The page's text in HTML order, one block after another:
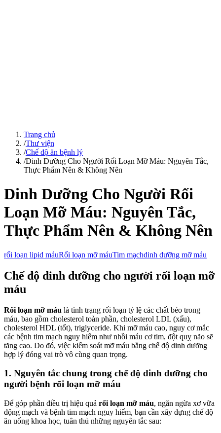
Trang chủ
/Thư viện
/Chế độ ăn bệnh lý
/Dinh Dưỡng Cho Người Rối Loạn Mỡ Máu: Nguyên Tắc,
Thực Phẩm Nên & Không Nên
Dinh Dưỡng Cho Người Rối
Loạn Mỡ Máu: Nguyên Tắc,
Thực Phẩm Nên & Không Nên
rối loạn lipid máuRối loạn mỡ máuTim mạchdinh dưỡng mỡ máu
Chế độ dinh dưỡng cho người rối loạn mỡ
máu
Rối loạn mỡ máu là tình trạng rối loạn tỷ lệ các chất béo trong
máu, bao gồm cholesterol toàn phần, cholesterol LDL (xấu),
cholesterol HDL (tốt), triglyceride. Khi mỡ máu cao, nguy cơ mắc
các bệnh tim mạch nguy hiểm như nhồi máu cơ tim, đột quỵ não sẽ
tăng cao. Do đó, việc kiểm soát mỡ máu bằng chế độ dinh dưỡng
hợp lý đóng vai trò vô cùng quan trọng.
1. Nguyên tắc chung trong chế độ dinh dưỡng cho
người bệnh rối loạn mỡ máu
Để góp phần điều trị hiệu quả rối loạn mỡ máu, ngăn ngừa xơ vữa
động mạch và bệnh tim mạch nguy hiểm, bạn cần xây dựng chế độ
ăn uống khoa học, tuân thủ những nguyên tắc sau: